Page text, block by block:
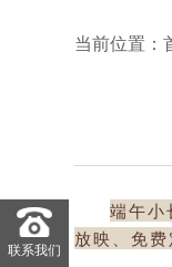
联系我们
当前位置：
端午小
放映、免